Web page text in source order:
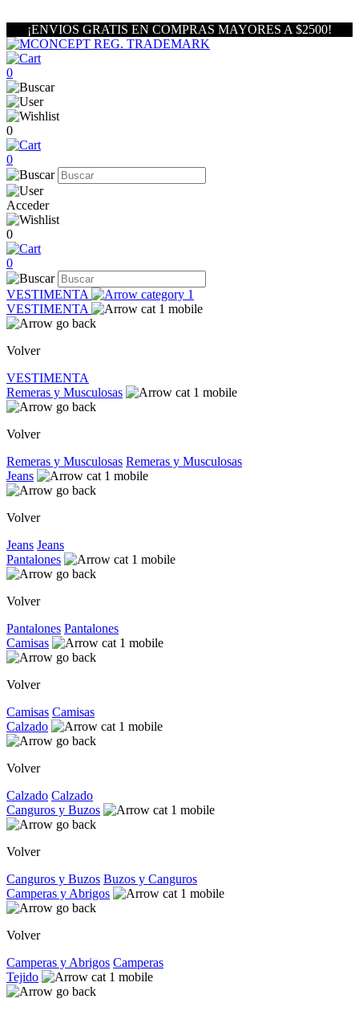
¡ENVIOS GRATIS EN COMPRAS MAYORES A $2500!
0
0
0
Acceder
0
0
VESTIMENTA
VESTIMENTA
Volver
VESTIMENTA
Remeras y Musculosas
Volver
Remeras y Musculosas Remeras y Musculosas
Jeans
Volver
Jeans Jeans
Pantalones
Volver
Pantalones Pantalones
Camisas
Volver
Camisas Camisas
Calzado
Volver
Calzado Calzado
Canguros y Buzos
Volver
Canguros y Buzos Buzos y Canguros
Camperas y Abrigos
Volver
Camperas y Abrigos Camperas
Tejido